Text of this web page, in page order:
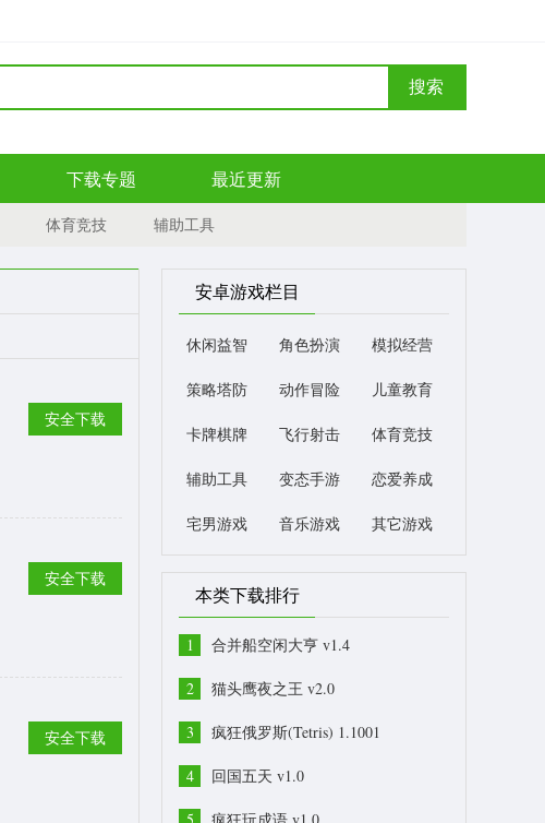
搜索
下载专题 最近更新
体育竞技 辅助工具
安全下载
安全下载
安全下载
安卓游戏栏目
休闲益智 角色扮演 模拟经营
策略塔防 动作冒险 儿童教育
卡牌棋牌 飞行射击 体育竞技
辅助工具 变态手游 恋爱养成
宅男游戏 音乐游戏 其它游戏
本类下载排行
1 合并船空闲大亨 v1.4
2 猫头鹰夜之王 v2.0
3 疯狂俄罗斯(Tetris) 1.1001
4 回国五天 v1.0